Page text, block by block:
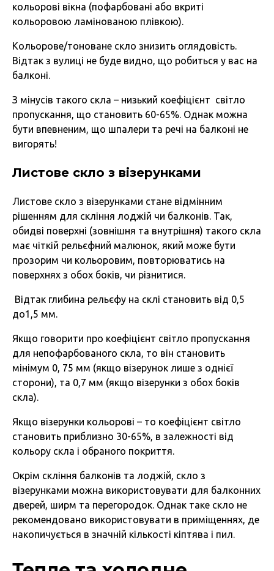
кольорові вікна (пофарбовані або вкриті
кольоровою ламінованою плівкою).
Кольорове/тоноване скло знизить оглядовість.
Відтак з вулиці не буде видно, що робиться у вас на
балконі.
З мінусів такого скла – низький коефіцієнт світло
пропускання, що становить 60-65%. Однак можна
бути впевненим, що шпалери та речі на балконі не
вигорять!
Листове скло з візерунками
Листове скло з візерунками стане відмінним
рішенням для скління лоджій чи балконів. Так,
обидві поверхні (зовнішня та внутрішня) такого скла
має чіткій рельєфний малюнок, який може бути
прозорим чи кольоровим, повторюватись на
поверхнях з обох боків, чи різнитися.
Відтак глибина рельєфу на склі становить від 0,5
до1,5 мм.
Якщо говорити про коефіцієнт світло пропускання
для непофарбованого скла, то він становить
мінімум 0, 75 мм (якщо візерунок лише з однієї
сторони), та 0,7 мм (якщо візерунки з обох боків
скла).
Якщо візерунки кольорові – то коефіцієнт світло
становить приблизно 30-65%, в залежності від
кольору скла і обраного покриття.
Окрім скління балконів та лоджій, скло з
візерунками можна використовувати для балконних
дверей, ширм та перегородок. Однак таке скло не
рекомендовано використовувати в приміщеннях, де
накопичується в значній кількості кіптява і пил.